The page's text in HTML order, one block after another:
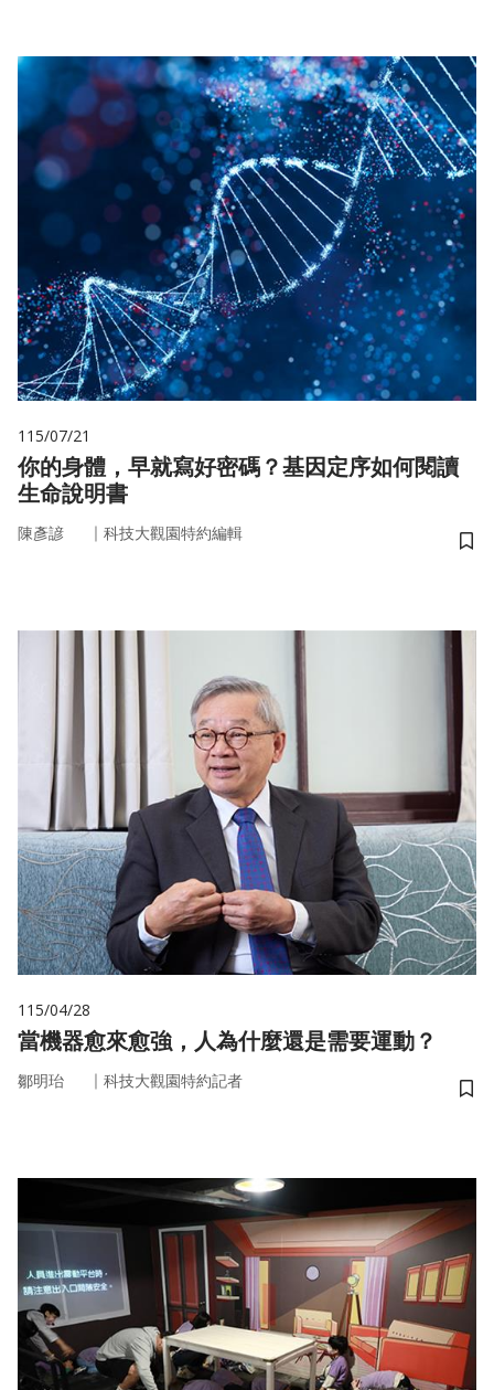
115/07/21
你的身體，早就寫好密碼？基因定序如何閱讀
生命說明書
陳彥諺 ｜ 科技大觀園特約編輯
儲
115/04/28
當機器愈來愈強，人為什麼還是需要運動？
鄒明珆 ｜ 科技大觀園特約記者
儲